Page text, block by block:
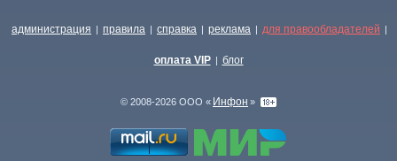
администрация | правила | справка | реклама | для правообладателей |
оплата VIP | блог
© 2008-2026 ООО « Инфон »